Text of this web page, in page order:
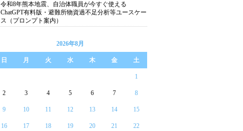
令和8年熊本地震、自治体職員が今すぐ使える
ChatGPT有料版・避難所物資過不足分析等ユースケー
ス（プロンプト案内）
2026年8月
日 月 火 水 木 金 土
1
2 3 4 5 6 7 8
9 10 11 12 13 14 15
16 17 18 19 20 21 22